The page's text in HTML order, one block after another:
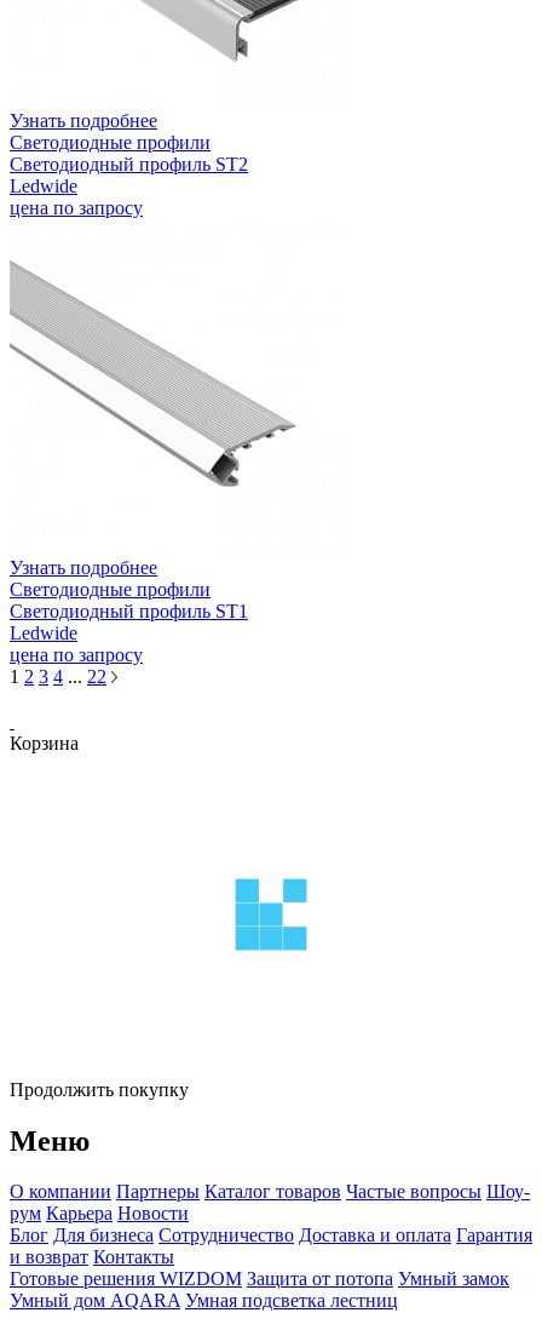
Узнать подробнее
Светодиодные профили
Светодиодный профиль ST2
Ledwide
цена по запросу
Узнать подробнее
Светодиодные профили
Светодиодный профиль ST1
Ledwide
цена по запросу
1 2 3 4 ... 22
Корзина
Продолжить покупку
Меню
О компании Партнеры Каталог товаров Частые вопросы Шоу-
рум Карьера Новости
Блог Для бизнеса Сотрудничество Доставка и оплата Гарантия
и возврат Контакты
Готовые решения WIZDOM Защита от потопа Умный замок
Умный дом AQARA Умная подсветка лестниц